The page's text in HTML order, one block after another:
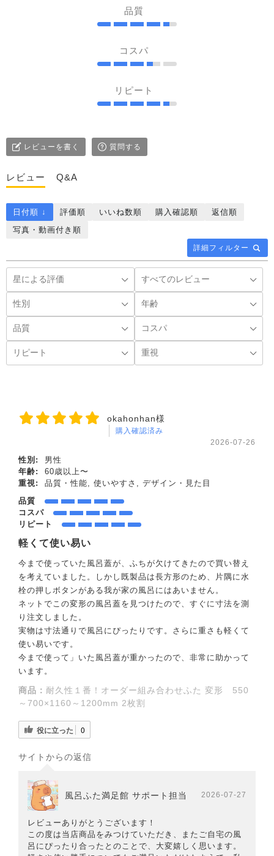
品質
コスパ
リピート
レビューを書く 質問する
レビュー Q&A
詳細フィルター
日付順 ↓ 評価順 いいね数順 購入確認順
返信順
写真・動画付き順
okahonhan様
購入確認済み
2026-07-26
性別:
男性
年齢:
60歳以上〜
重視:
品質・性能, 使いやすさ, デザイン・見た目
品質
コスパ
リピート
軽くて使い易い
今まで使っていた風呂蓋が、ふちが欠けてきたので買い替え
を考えていました。しかし既製品は長方形のため、片隅に水
栓の押しボタンがある我が家の風呂にはあいません。
ネットでこの変形の風呂蓋を見つけたので、すぐに寸法を測
り注文しました。
実物は寸法通りで風呂にぴったりです。さらに重さも軽くて
使い易いです。
今まで使って」いた風呂蓋が重かったので、非常に助かって
います。
商品： 耐久性１番！オーダー組み合わせふた 変形 550
～700×1160～1200mm 2枚割
役に立った 0
サイトからの返信
風呂ふた満足館 サポート担当 2026-07-27
レビューありがとうございます！
この度は当店商品をみつけていただき、またご自宅の風
呂にぴったり合ったとのことで、大変嬉しく思います。